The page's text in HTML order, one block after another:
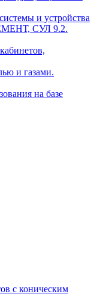
и устройства
СУЛ 9.2.
и газами.
на базе
с коническим